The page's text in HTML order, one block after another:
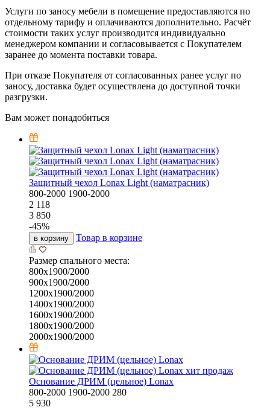
Услуги по заносу мебели в помещение предоставляются по
отдельному тарифу и оплачиваются дополнительно. Расчёт
стоимости таких услуг производится индивидуально
менеджером компании и согласовывается с Покупателем
заранее до момента поставки товара.
При отказе Покупателя от согласованных ранее услуг по
заносу, доставка будет осуществлена до доступной точки
разгрузки.
Вам может понадобиться
Защитный чехол Lonax Light (наматрасник)
800-2000 1900-2000
2 118
3 850
-45%
в корзину Товар в корзине
Размер спального места:
800х1900/2000
900х1900/2000
1200х1900/2000
1400х1900/2000
1600х1900/2000
1800х1900/2000
2000х1900/2000
хит продаж
Основание ДРИМ (цельное) Lonax
800-2000 1900-2000 280
5 930